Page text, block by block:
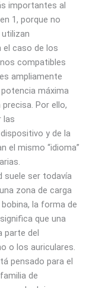
importantes al
1, porque no
el caso de los
compatibles
ampliamente
máxima
Por ello,
las
y de la
el mismo “idioma”
suele ser todavía
zona de carga
la forma de
que una
parte del
o los auriculares.
pensado para el
de